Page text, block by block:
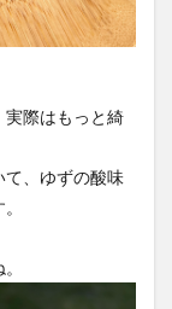
際はもっと綺
、ゆずの酸味
。